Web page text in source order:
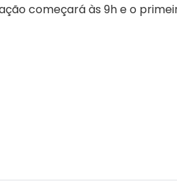
começará às 9h e o